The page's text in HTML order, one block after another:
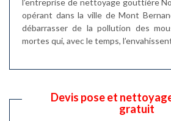
opérant dans la ville de Mont
débarrasser de la pollution des
mortes qui, avec le temps,
Devis pose et
gratuit